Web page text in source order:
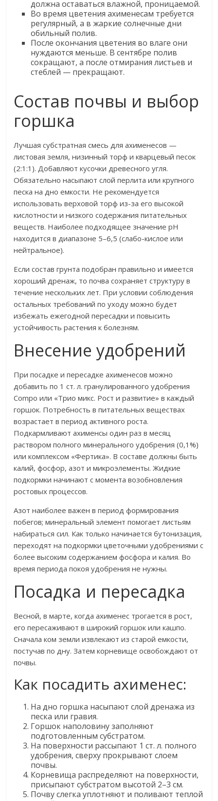
должна оставаться влажной, проницаемой.
Во время цветения ахименесам требуется
регулярный, а в жаркие солнечные дни
обильный полив.
После окончания цветения во влаге они
нуждаются меньше. В сентябре полив
сокращают, а после отмирания листьев и
стеблей — прекращают.
Состав почвы и выбор
горшка
Лучшая субстратная смесь для ахименесов —
листовая земля, низинный торф и кварцевый песок
(2:1:1). Добавляют кусочки древесного угля.
Обязательно насыпают слой перлита или крупного
песка на дно емкости. Не рекомендуется
использовать верховой торф из-за его высокой
кислотности и низкого содержания питательных
веществ. Наиболее подходящее значение pH
находится в диапазоне 5–6,5 (слабо-кислое или
нейтральное).
Если состав грунта подобран правильно и имеется
хороший дренаж, то почва сохраняет структуру в
течение нескольких лет. При условии соблюдения
остальных требований по уходу можно будет
избежать ежегодной пересадки и повысить
устойчивость растения к болезням.
Внесение удобрений
При посадке и пересадке ахименесов можно
добавить по 1 ст. л. гранулированного удобрения
Compo или «Трио микс. Рост и развитие» в каждый
горшок. Потребность в питательных веществах
возрастает в период активного роста.
Подкармливают ахименсы один раз в месяц
раствором полного минерального удобрения (0,1%)
или комплексом «Фертика». В составе должны быть
калий, фосфор, азот и микроэлементы. Жидкие
подкормки начинают с момента возобновления
ростовых процессов.
Азот наиболее важен в период формирования
побегов; минеральный элемент помогает листьям
набираться сил. Как только начинается бутонизация,
переходят на подкормки цветочными удобрениями с
более высоким содержанием фосфора и калия. Во
время периода покоя удобрения не нужны.
Посадка и пересадка
Весной, в марте, когда ахименес трогается в рост,
его пересаживают в широкий горшок или кашпо.
Сначала ком земли извлекают из старой емкости,
постучав по дну. Затем корневище освобождают от
почвы.
Как посадить ахименес:
На дно горшка насыпают слой дренажа из
песка или гравия.
Горшок наполовину заполняют
подготовленным субстратом.
На поверхности рассыпают 1 ст. л. полного
удобрения, сверху прокрывают слоем
почвы.
Корневища распределяют на поверхности,
присыпают субстратом высотой 2–3 см.
Почву слегка уплотняют и поливают теплой